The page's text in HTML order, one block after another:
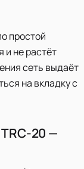
простой
и не растёт
сеть выдаёт
на вкладку с
20 —